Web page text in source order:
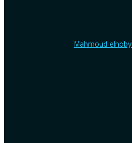
Mahmoud elnoby